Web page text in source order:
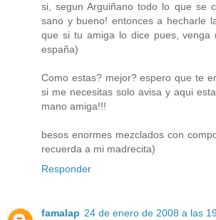
si, segun Arguiñano todo lo que se
sano y bueno! entonces a hecharle
que si tu amiga lo dice pues, venga
españa)
Como estas? mejor? espero que te
si me necesitas solo avisa y aqui
mano amiga!!!
besos enormes mezclados con
recuerda a mi madrecita)
Responder
famalap 24 de enero de 2008 a las